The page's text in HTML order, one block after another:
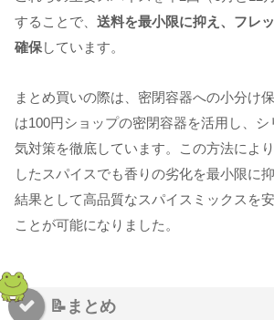
することで、 送料を最小限に抑え、フレ
確保しています。
まとめ買いの際は、密閉容器への小分け
は100円ショップの密閉容器を活用し、
気対策を徹底しています。この方法によ
したスパイスでも香りの劣化を最小限に
結果として高品質なスパイスミックスを
ことが可能になりました。
📝まとめ